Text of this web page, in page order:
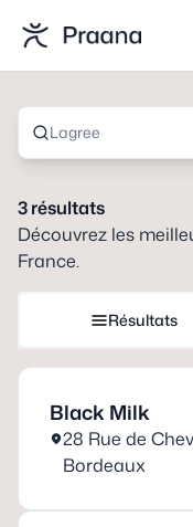
Lagree
3résultats
Découvrez les
France.
Résultats
Black Milk
28 Rue de
Bordeaux